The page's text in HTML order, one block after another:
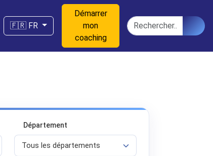
🇫🇷 FR
Démarrer
mon
coaching
Rechercher
Département